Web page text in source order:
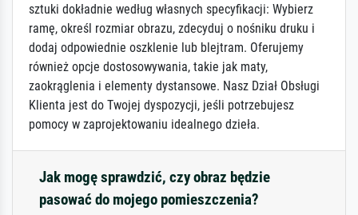
sztuki dokładnie według własnych specyfikacji: Wybierz
ramę, określ rozmiar obrazu, zdecyduj o nośniku druku i
dodaj odpowiednie oszklenie lub blejtram. Oferujemy
również opcje dostosowywania, takie jak maty,
zaokrąglenia i elementy dystansowe. Nasz Dział Obsługi
Klienta jest do Twojej dyspozycji, jeśli potrzebujesz
pomocy w zaprojektowaniu idealnego dzieła.
Jak mogę sprawdzić, czy obraz będzie
pasować do mojego pomieszczenia?